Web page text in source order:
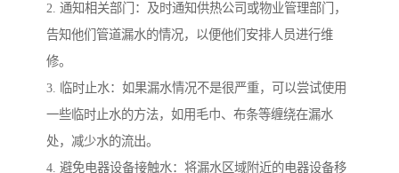
2. 通知相关部门：及时通知供热公司或物业管理部门，
告知他们管道漏水的情况，以便他们安排人员进行维
修。
3. 临时止水：如果漏水情况不是很严重，可以尝试使用
一些临时止水的方法，如用毛巾、布条等缠绕在漏水
处，减少水的流出。
4. 避免电器设备接触水：将漏水区域附近的电器设备移